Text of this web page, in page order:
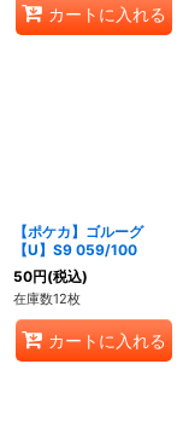
カートに入れる
【ポケカ】ゴルーグ
【U】S9 059/100
50円(税込)
在庫数12枚
カートに入れる